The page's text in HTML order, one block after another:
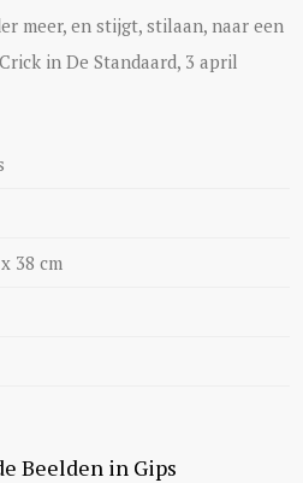
meer, en stijgt, stilaan, naar een
in De Standaard, 3 april
38 cm
Beelden in Gips